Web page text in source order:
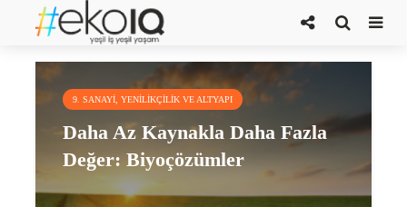
bitkiler
9. SANAYI, YENILIKÇILIK VE ALTYAPI
Daha Az Kaynakla Daha Fazla
Değer: Biyoçözümler